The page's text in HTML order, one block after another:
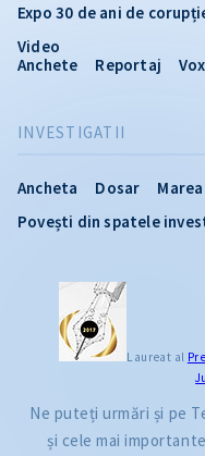
INVESTIGATII
Ancheta Dosar
Povești din spatele
Expo 30 de ani de
Video
Anchete
Reportaj Vox
Laureat al
Ne puteți urmări și pe
și cele mai